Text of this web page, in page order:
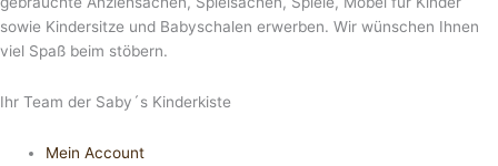
sowie Kindersitze und Babyschalen erwerben. Wir wünschen Ihnen
viel Spaß beim stöbern.
Ihr Team der Saby´s Kinderkiste
Mein Account